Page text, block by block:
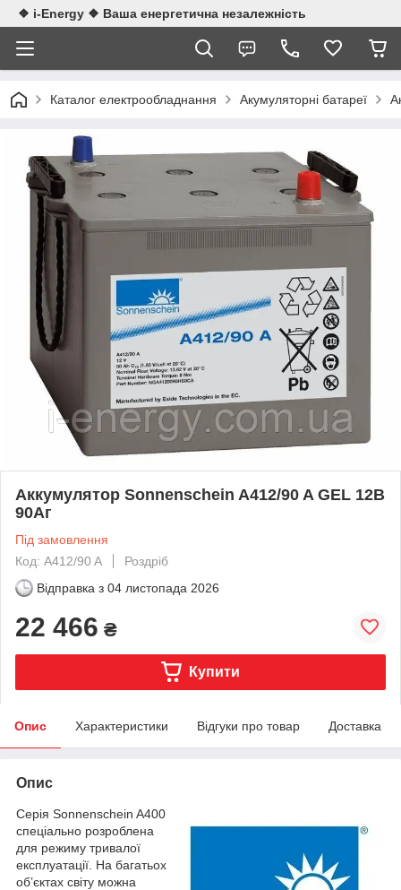
❖ i-Energy ❖ Ваша енергетична незалежність
Каталог електрообладнання Акумуляторні батареї
Аккумулятор Sonnenschein A412/90 A GEL 12В
90Аг
Під замовлення
Код: A412/90 A
Роздріб
Відправка з 04 листопада 2026
22 466 ₴
Купити
Опис Характеристики Відгуки про товар Доставка
Опис
Серія Sonnenschein A400
спеціально розроблена
для режиму тривалої
експлуатації. На багатьох
об’єктах світу можна